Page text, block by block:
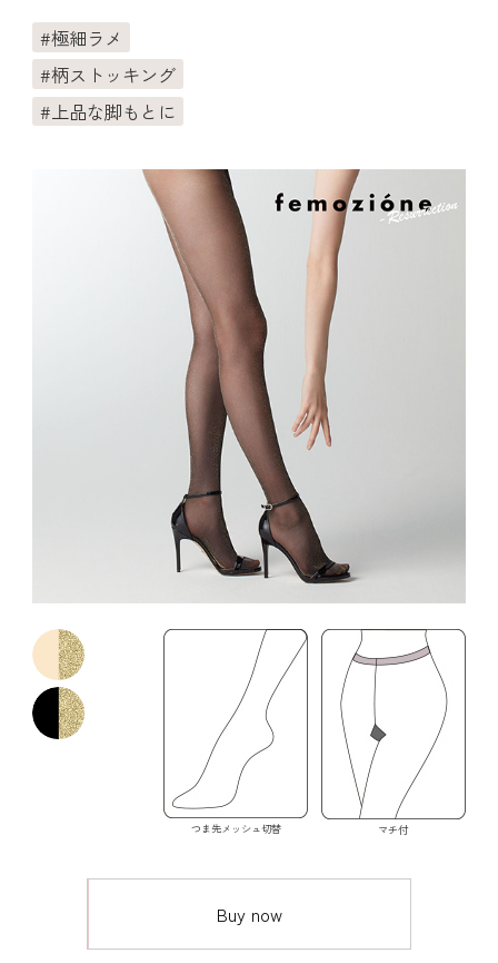
つま先メッシュ切替 マチ付
極細ラメ
柄ストッキング
上品な脚もとに
Buy now